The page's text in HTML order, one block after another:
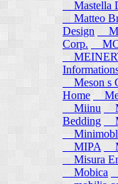
Mastella
Matteo
Design
Corp.
Meson s
Home
Miinu
Bedding
Minimobl
MIPA
Misura
Mobica